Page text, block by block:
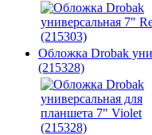
Обложка Drobak
(215328)